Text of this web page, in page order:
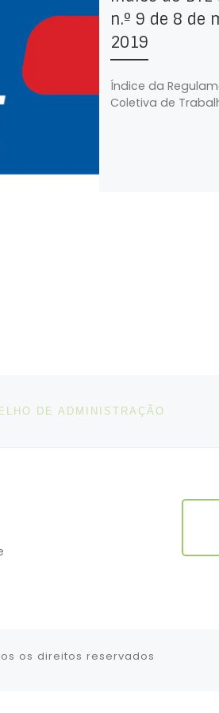
n.º 9 de 8 de
2019
Índice da
Coletiva de
DE ADMINISTRAÇÃO
os direitos reservados